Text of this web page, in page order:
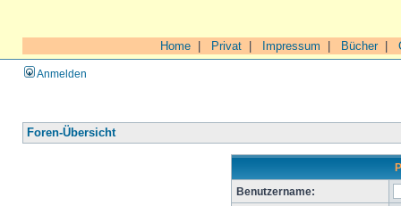
Home Privat Impressum Bücher|
Anmelden
Foren-Übersicht
Benutzername: